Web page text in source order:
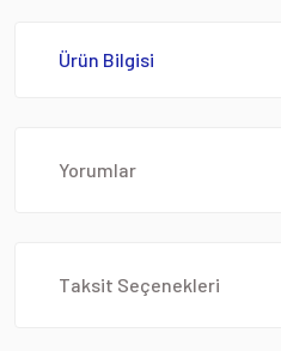
Ürün Bilgisi
Yorumlar
Taksit Seçenekleri